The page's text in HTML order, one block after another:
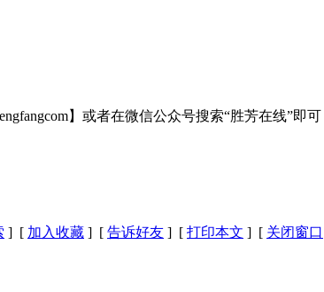
】或者在微信公众号搜索“胜芳在线”即
] [ 加入收藏 ] [ 告诉好友 ] [ 打印本文 ] [ 关闭窗口